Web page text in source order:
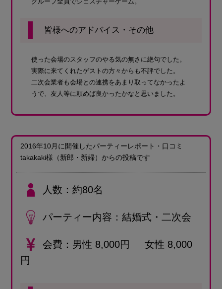
皆様へのアドバイス・その他
使った会場のスタッフのやる気の無さに絶句でした。
実際に来てくれたゲストの方々からも不評でした。
二次会業者も会場との連携をあまり取ってなかったよ
うで、友人等に頼めば良かったかなと思いました。
2016年10月に開催したパーティーレポート・口コミ
takakaki様 （新郎・新婦） からの投稿です
人数 約80名
パーティー内容 結婚式・二次会
会費
男性 8,000円 女性 8,000
円